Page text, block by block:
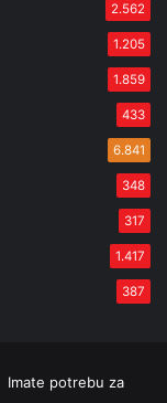
2.562
1.205
1.859
433
6.841
348
317
1.417
387
Imate potrebu za